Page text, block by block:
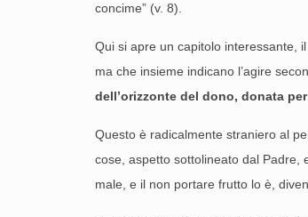
concime” (v. 8).
Qui si apre un capitolo interessante,
ma che insieme indicano l’agire
dell’orizzonte del dono, donata
Questo è radicalmente straniero al
cose, aspetto sottolineato dal Padre,
male, e il non portare frutto lo è,